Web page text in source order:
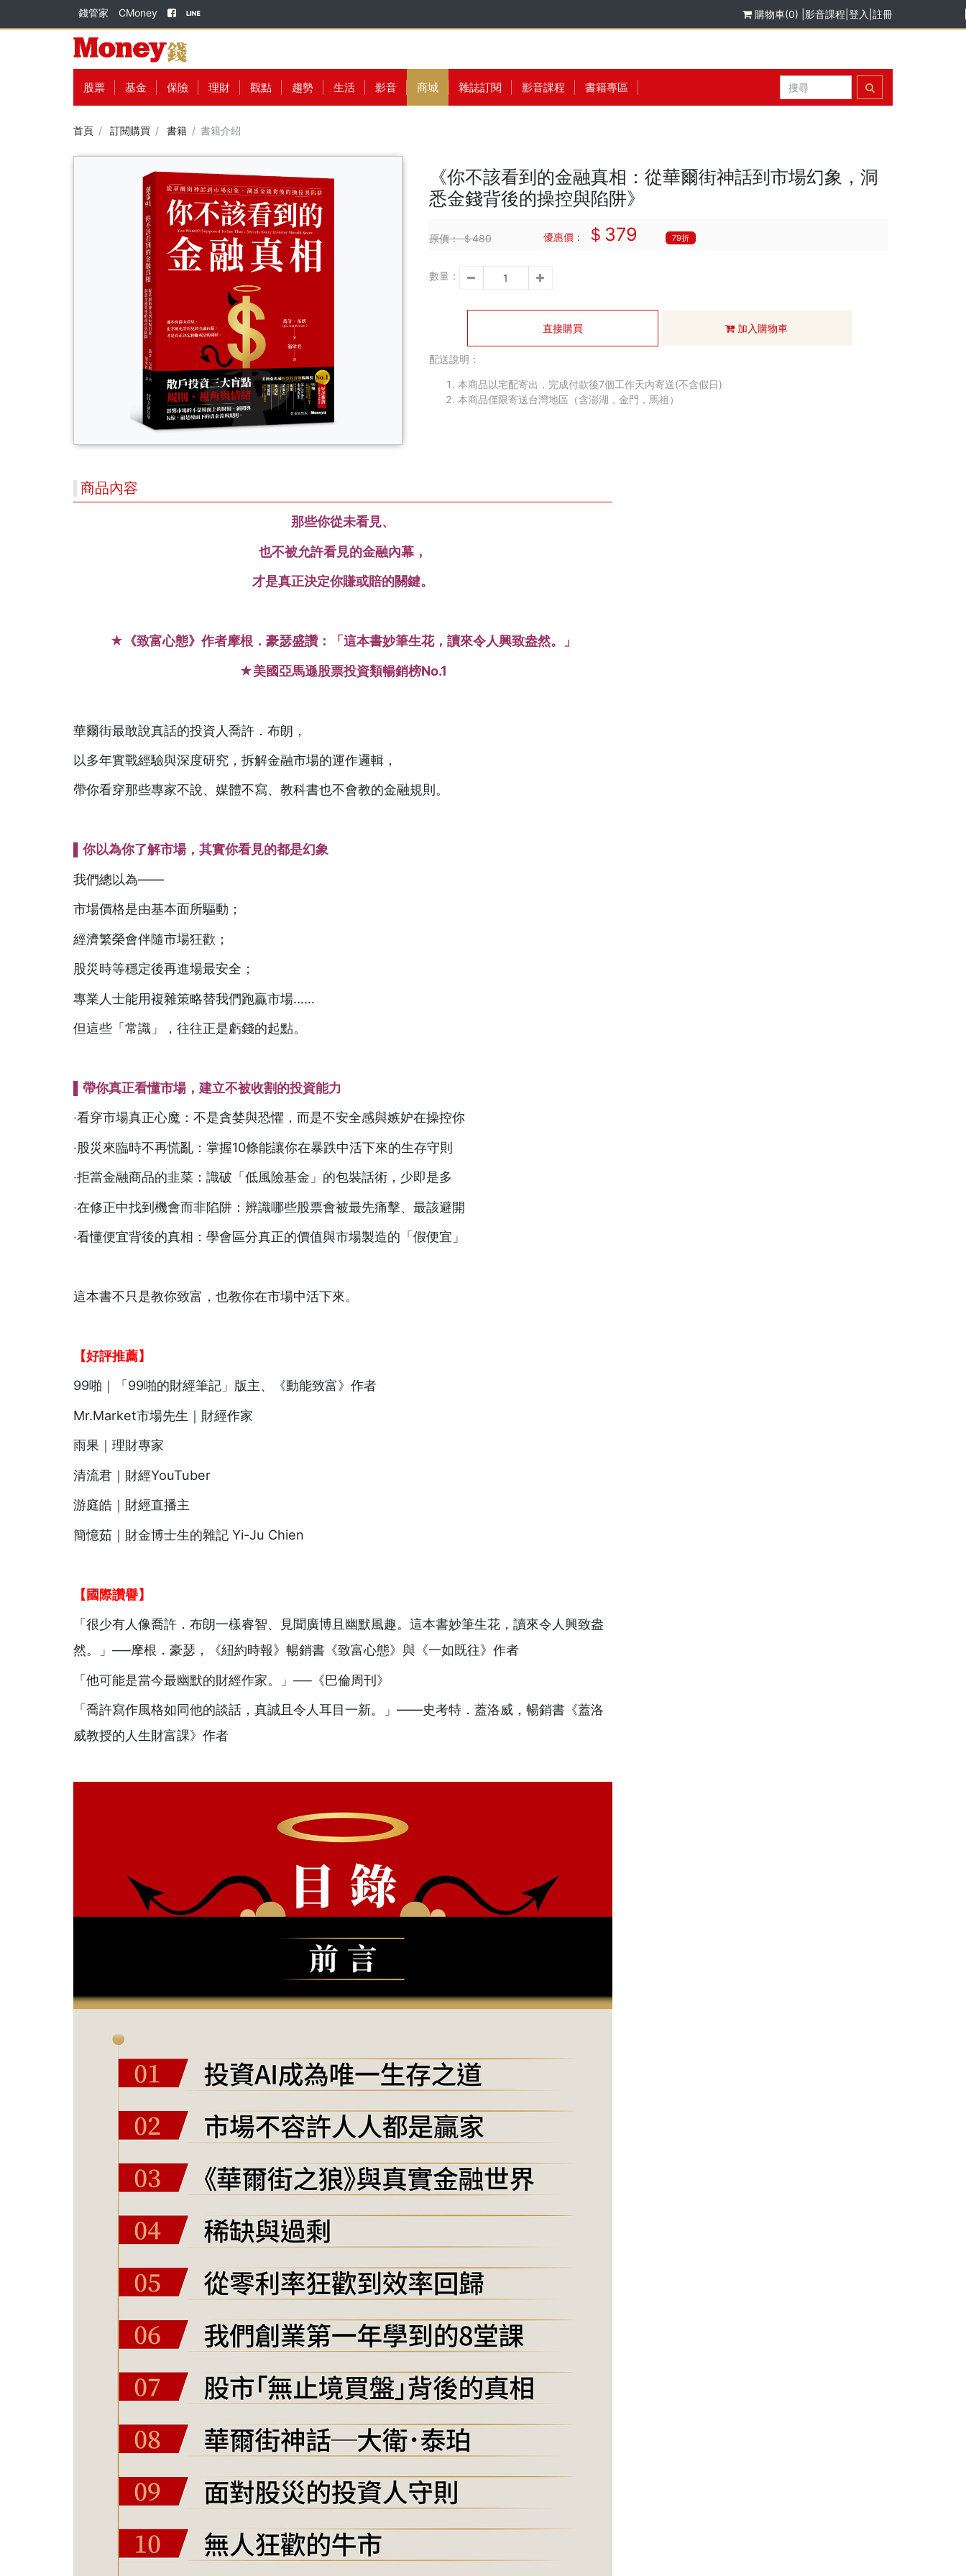
錢管家 CMoney 購物車(0) 影音課程 登入 註冊
股票 基金 保險 理財 觀點 趨勢 生活 影音 商城 雜誌訂閱 影音課程 書籍專區
首頁 訂閱購買 書籍 書籍介紹
《你不該看到的金融真相：從華爾街神話到市場幻象，洞
悉金錢背後的操控與陷阱》
原價：＄480 優惠價： ＄379 79折
數量：
直接購買 加入購物車
配送說明：
本商品以宅配寄出，完成付款後7個工作天內寄送(不含假日)
本商品僅限寄送台灣地區（含澎湖，金門，馬祖）
商品內容
那些你從未看見、
也不被允許看見的金融內幕，
才是真正決定你賺或賠的關鍵。
★ 《致富心態》作者摩根．豪瑟盛讚：「這本書妙筆生花，讀來令人興致盎然。」
★美國亞馬遜股票投資類暢銷榜No.1
華爾街最敢說真話的投資人喬許．布朗，
以多年實戰經驗與深度研究，拆解金融市場的運作邏輯，
帶你看穿那些專家不說、媒體不寫、教科書也不會教的金融規則。
你以為你了解市場，其實你看見的都是幻象
我們總以為——
市場價格是由基本面所驅動；
經濟繁榮會伴隨市場狂歡；
股災時等穩定後再進場最安全；
專業人士能用複雜策略替我們跑贏市場……
但這些「常識」，往往正是虧錢的起點。
▌帶你真正看懂市場，建立不被收割的投資能力
‧看穿市場真正心魔：不是貪婪與恐懼，而是不安全感與嫉妒在操控你
‧股災來臨時不再慌亂：掌握10條能讓你在暴跌中活下來的生存守則
‧拒當金融商品的韭菜：識破「低風險基金」的包裝話術，少即是多
‧在修正中找到機會而非陷阱：辨識哪些股票會被最先痛擊、最該避開
‧看懂便宜背後的真相：學會區分真正的價值與市場製造的「假便宜」
這本書不只是教你致富，也教你在市場中活下來。
【好評推薦】
99啪｜「99啪的財經筆記」版主、《動能致富》作者
Mr.Market市場先生｜財經作家
雨果｜理財專家
清流君｜財經YouTuber
游庭皓｜財經直播主
簡憶茹｜財金博士生的雜記 Yi-Ju Chien
【國際讚譽】
「很少有人像喬許．布朗一樣睿智、見聞廣博且幽默風趣。這本書妙筆生花，讀來令人興致盎
然。」──摩根．豪瑟，《紐約時報》暢銷書《致富心態》與《一如既往》作者
「他可能是當今最幽默的財經作家。」──《巴倫周刊》
「喬許寫作風格如同他的談話，真誠且令人耳目一新。」——史考特．蓋洛威，暢銷書《蓋洛
威教授的人生財富課》作者